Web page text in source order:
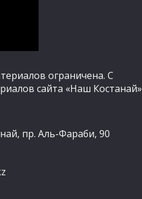
ограничена. С
сайта «Наш Костанай»
пр. Аль-Фараби, 90